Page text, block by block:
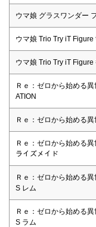
ウマ娘 グラスワンダー
ウマ娘 Trio Try iT Figure
ウマ娘 Trio Try iT Figure
Ｒｅ：ゼロから始める
ATION
Ｒｅ：ゼロから始める
Ｒｅ：ゼロから始める
ライズメイド
Ｒｅ：ゼロから始める
S レム
Ｒｅ：ゼロから始める
S ラム